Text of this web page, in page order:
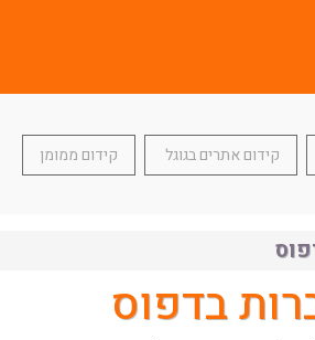
קידום אתרים בגוגל קידום ממומן
בדפוס